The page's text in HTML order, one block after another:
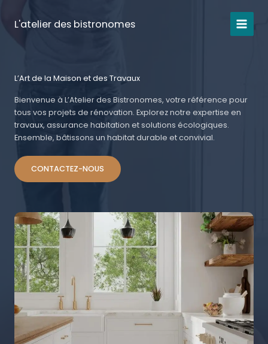
contenuL'atelier des bistronomes
L’Art de la Maison et des Travaux
Bienvenue à L’Atelier des Bistronomes, votre référence pour
tous vos projets de rénovation. Explorez notre expertise en
travaux, assurance habitation et solutions écologiques.
Ensemble, bâtissons un habitat durable et convivial.
CONTACTEZ-NOUS